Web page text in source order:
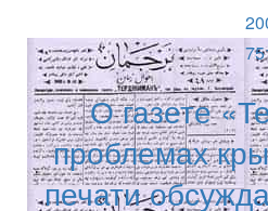
О газете
проблемах
печати